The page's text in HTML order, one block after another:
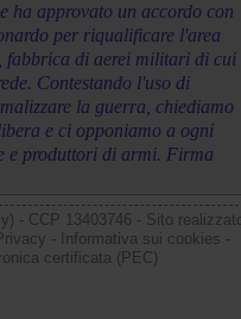
ha approvato un accordo con
per riqualificare l'area
fabbrica di aerei militari di cui
Contestando l'uso di
la guerra, chiediamo
e ci opponiamo a ogni
e produttori di armi. Firma
- CCP 13403746 - Sito
- Informativa sui cookies -
certificata (PEC)